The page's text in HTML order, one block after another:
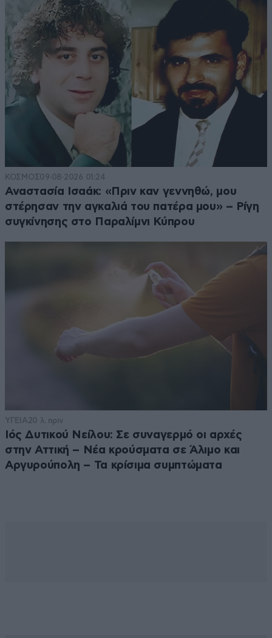
ΚΟΣΜΟΣ09·08·2026 01:24
Αναστασία Ισαάκ: «Πριν καν γεννηθώ, μου
στέρησαν την αγκαλιά του πατέρα μου» – Ρίγη
συγκίνησης στο Παραλίμνι Κύπρου
ΥΓΕΙΑ20 λ. πριν
Ιός Δυτικού Νείλου: Σε συναγερμό οι αρχές
στην Αττική – Νέα κρούσματα σε Άλιμο και
Αργυρούπολη – Τα κρίσιμα συμπτώματα